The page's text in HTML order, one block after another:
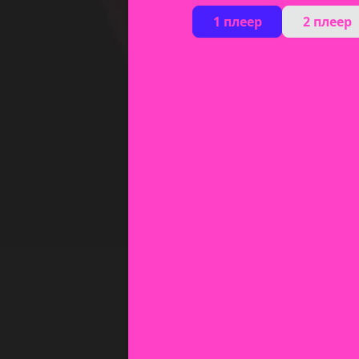
1 плеер 2 плеер